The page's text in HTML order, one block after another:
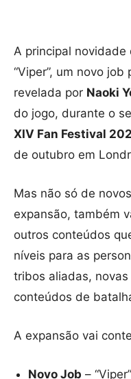
A principal novidade
“Viper”, um novo
revelada por Naoki
do jogo, durante o
XIV Fan Festival
de outubro em
Mas não só de
expansão, também
outros conteúdos
níveis para as
tribos aliadas,
conteúdos de
A expansão vai
Novo Job –